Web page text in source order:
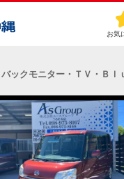
お気
クモニター・ＴＶ・Ｂｌ